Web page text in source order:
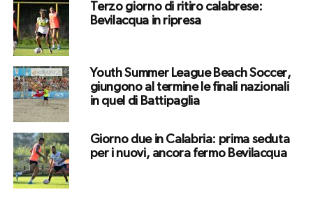
Terzo giorno di ritiro calabrese:
Bevilacqua in ripresa
Youth Summer League Beach Soccer,
giungono al termine le finali nazionali
in quel di Battipaglia
Giorno due in Calabria: prima seduta
per i nuovi, ancora fermo Bevilacqua